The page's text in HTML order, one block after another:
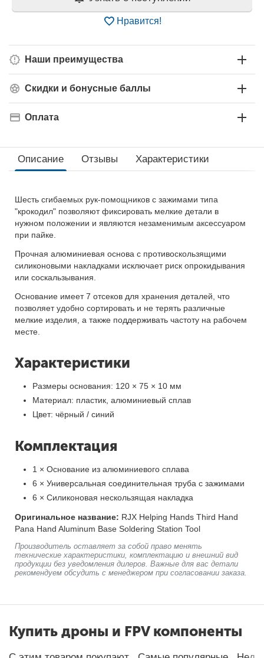
Нравится!
Наши преимущества
Скидки и бонусные баллы
Оплата
Описание Отзывы Характеристики
Шесть сгибаемых рук-помощников с зажимами типа
"крокодил" позволяют фиксировать мелкие детали в
нужном положении и являются незаменимым аксессуаром
при пайке.
Прочная алюминиевая основа с противоскользящими
силиконовыми накладками исключает риск опрокидывания
или соскальзывания.
Основание имеет 7 отсеков для хранения деталей, что
позволяет удобно сортировать и не терять различные
мелкие изделия, а также поддерживать частоту на рабочем
месте.
Характеристики
Размеры основания: 120 × 75 × 10 мм
Материал: пластик, алюминиевый сплав
Цвет: чёрный / синий
Комплектация
1 × Основание из алюминиевого сплава
6 × Универсальная соединительная труба с зажимами
6 × Силиконовая нескользящая накладка
Оригинальное название: RJX Helping Hands Third Hand
Pana Hand Aluminum Base Soldering Station Tool
Производитель оставляет за собой право менять
технические характеристики, комплектацию и внешний вид
продукции без уведомления дилеров. Важные для вас детали
рекомендуем обсудить с менеджером при согласовании заказа.
Купить дроны и FPV компоненты